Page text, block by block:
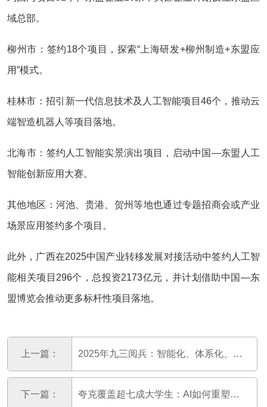
域总部。
柳州市‌：签约18个项目，探索“上海研发+柳州制造+东盟应
用”模式。
桂林市‌：招引新一代信息技术及人工智能项目46个，推动云
端智造机器人等项目落地。
北海市‌：签约人工智能实景演出项目，启动中国—东盟人工
智能创新应用大赛。
其他地区‌：河池、贵港、贺州等地也通过专题招商会或产业
场景应用签约多个项目。
此外，广西在2025中国产业转移发展对接活动中签约人工智
能相关项目296个，总投资2173亿元，并计划借助中国—东
盟博览会推动更多标杆性项目落地。
上一篇： 2025年九三阅兵：智能化、体系化、无人装备
下一篇： 夸克覆盖超七成大学生：AI如何重塑校园学习生态？